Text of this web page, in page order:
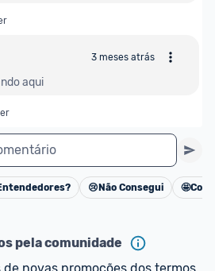
3 meses atrás
aqui
Cancelar
😢 Não Consegui 🤩
pela comunidade